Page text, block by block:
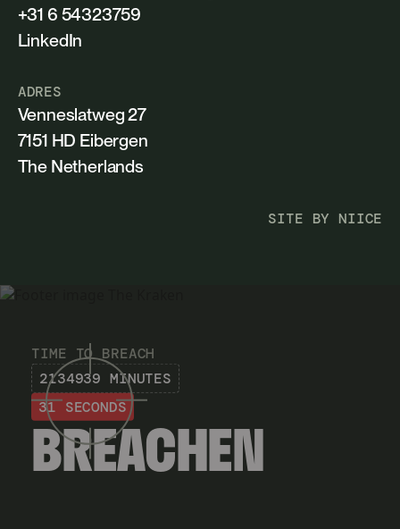
+31 6 54323759
LinkedIn
ADRES
Venneslatweg 27
7151 HD Eibergen
The Netherlands
SITE BY NIICE
TIME TO BREACH
2134939 MINUTES
31 SECONDS
BREACHEN